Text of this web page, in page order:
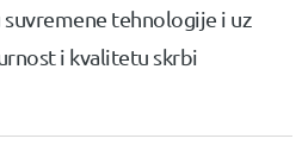
tehnologije i uz
i kvalitetu skrbi